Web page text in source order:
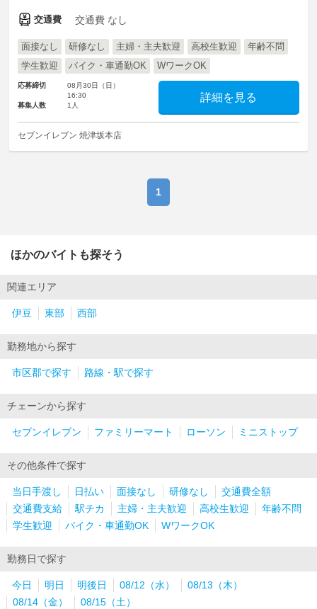
交通費 交通費 なし
面接なし 研修なし 主婦・主夫歓迎 高校生歓迎
年齢不問
学生歓迎
バイク・車通勤OK WワークOK
応募締切
08月30日（日）
16:30
募集人数
1人
詳細を見る
セブンイレブン 焼津坂本店
1
ほかのバイトも探そう
関連エリア
伊豆 東部 西部
勤務地から探す
市区郡で探す 路線・駅で探す
チェーンから探す
セブンイレブン ファミリーマート ローソン ミニストップ
その他条件で探す
当日手渡し 日払い 面接なし 研修なし
交通費全額
交通費支給
駅チカ 主婦・主夫歓迎 高校生歓迎
年齢不問
学生歓迎
バイク・車通勤OK WワークOK
勤務日で探す
今日 明日 明後日 08/12（水）
08/13（木）
08/14（金）
08/15（土）